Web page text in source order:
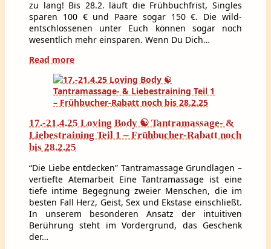
zu lang! Bis 28.2. läuft die Frühbuchfrist, Singles
sparen 100 € und Paare sogar 150 €. Die wild-
entschlossenen unter Euch können sogar noch
wesentlich mehr einsparen. Wenn Du Dich…
Read more
17.-21.4.25 Loving Body ☯ Tantramassage- &
Liebestraining Teil 1 – Frühbucher-Rabatt noch
bis 28.2.25
“Die Liebe entdecken” Tantramassage Grundlagen –
vertiefte Atemarbeit Eine Tantramassage ist eine
tiefe intime Begegnung zweier Menschen, die im
besten Fall Herz, Geist, Sex und Ekstase einschließt.
In unserem besonderen Ansatz der intuitiven
Berührung steht im Vordergrund, das Geschenk
der…